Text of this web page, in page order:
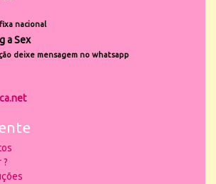
nacional
a Sex
deixe mensagem no whatsapp
?